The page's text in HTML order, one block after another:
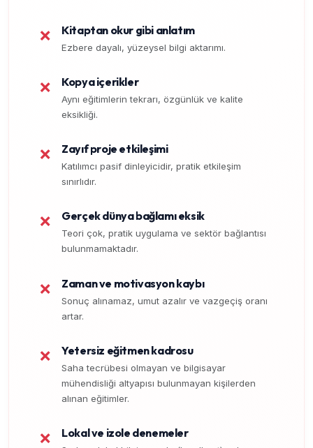
❌ Kitaptan okur gibi anlatım
Ezbere dayalı, yüzeysel bilgi aktarımı.
❌ Kopya içerikler
Aynı eğitimlerin tekrarı, özgünlük ve kalite
eksikliği.
❌ Zayıf proje etkileşimi
Katılımcı pasif dinleyicidir, pratik etkileşim
sınırlıdır.
❌ Gerçek dünya bağlamı eksik
Teori çok, pratik uygulama ve sektör bağlantısı
bulunmamaktadır.
❌ Zaman ve motivasyon kaybı
Sonuç alınamaz, umut azalır ve vazgeçiş oranı
artar.
❌ Yetersiz eğitmen kadrosu
Saha tecrübesi olmayan ve bilgisayar
mühendisliği altyapısı bulunmayan kişilerden
alınan eğitimler.
❌ Lokal ve izole denemeler